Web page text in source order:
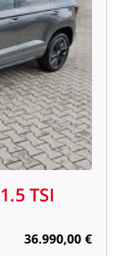
1.5TSI
36.990,00 €